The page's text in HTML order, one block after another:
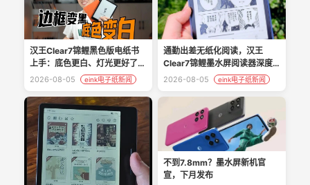
汉王Clear7锦鲤黑色版电纸书
上手：底色更白、灯光更好了！
KPW6还剩什么优势？
2026-08-05 eink电子纸新闻
通勤出差无纸化阅读，汉王
Clear7锦鲤墨水屏阅读器深度
体验
2026-08-05 eink电子纸新闻
不到7.8mm？墨水屏新机官
宣，下月发布